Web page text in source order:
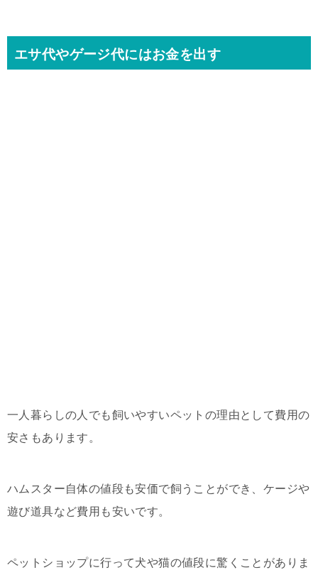
エサ代やゲージ代にはお金を出す
一人暮らしの人でも飼いやすいペットの理由として費用の
安さもあります。
ハムスター自体の値段も安価で飼うことができ、ケージや
遊び道具など費用も安いです。
ペットショップに行って犬や猫の値段に驚くことがありま